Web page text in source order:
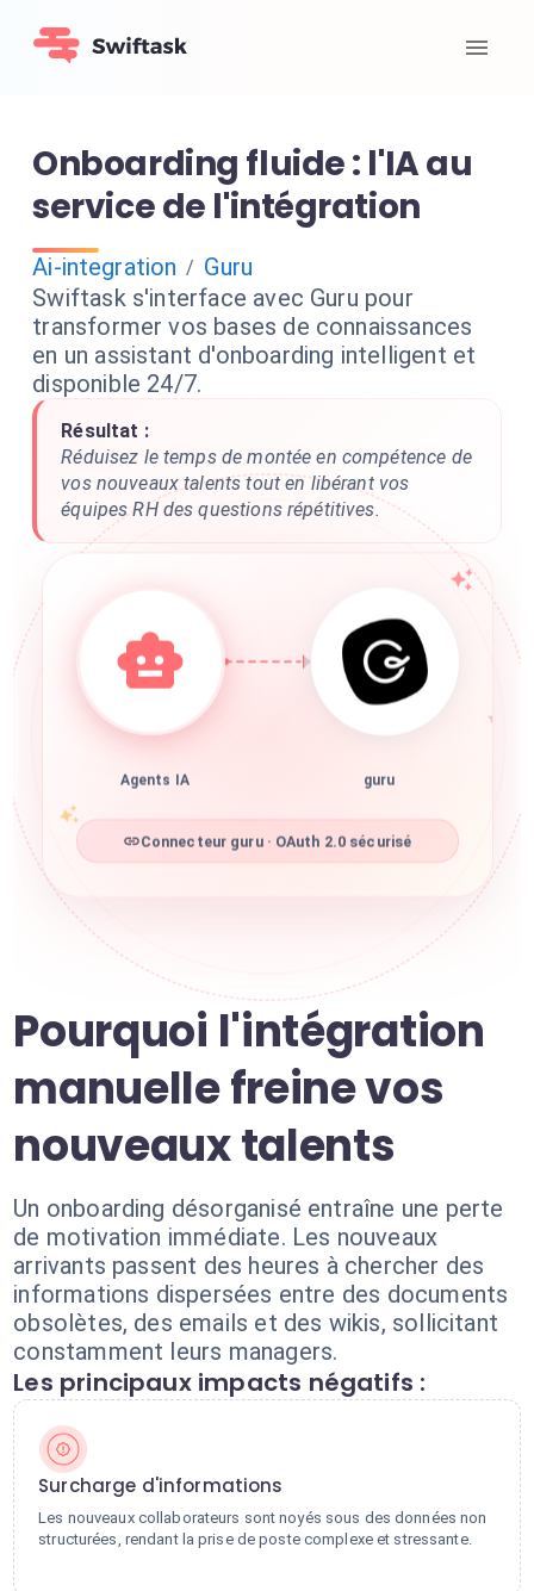
Onboarding fluide : l'IA au
service de l'intégration
Ai-integration / Guru
Swiftask s'interface avec Guru pour
transformer vos bases de connaissances
en un assistant d'onboarding intelligent et
disponible 24/7.
Résultat :
Réduisez le temps de montée en compétence de
vos nouveaux talents tout en libérant vos
équipes RH des questions répétitives.
Agents IA guru
Connecteur guru · OAuth 2.0 sécurisé
Pourquoi l'intégration
manuelle freine vos
nouveaux talents
Un onboarding désorganisé entraîne une perte
de motivation immédiate. Les nouveaux
arrivants passent des heures à chercher des
informations dispersées entre des documents
obsolètes, des emails et des wikis, sollicitant
constamment leurs managers.
Les principaux impacts négatifs :
Surcharge d'informations
Les nouveaux collaborateurs sont noyés sous des données non
structurées, rendant la prise de poste complexe et stressante.